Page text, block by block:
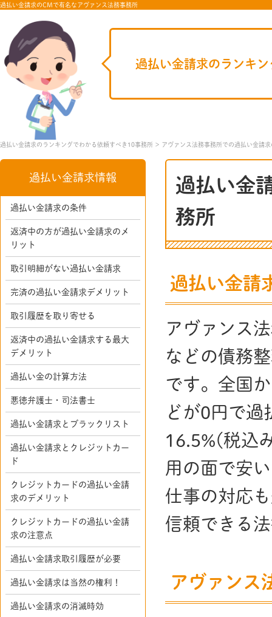
過払い金請求のCMで有名なアヴァンス法務事務所
過払い金請求のランキ
過払い金請求のランキングでわかる依頼すべき10事務所 アヴァンス法務事務所での過払い金請
過払い金
務所
過払い金請
アヴァンス
などの債務
です。全国
どが0円で過
16.5%(税込
用の面で安
仕事の対応
信頼できる
アヴァンス
過払い金請求情報
過払い金請求の条件
返済中の方が過払い金請求のメ
リット
取引明細がない過払い金請求
完済の過払い金請求デメリット
取引履歴を取り寄せる
返済中の過払い金請求する最大
デメリット
過払い金の計算方法
悪徳弁護士・司法書士
過払い金請求とブラックリスト
過払い金請求とクレジットカー
ド
クレジットカードの過払い金請
求のデメリット
クレジットカードの過払い金請
求の注意点
過払い金請求取引履歴が必要
過払い金請求は当然の権利！
過払い金請求の消滅時効